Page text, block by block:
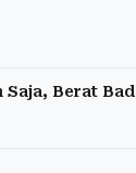
Berat